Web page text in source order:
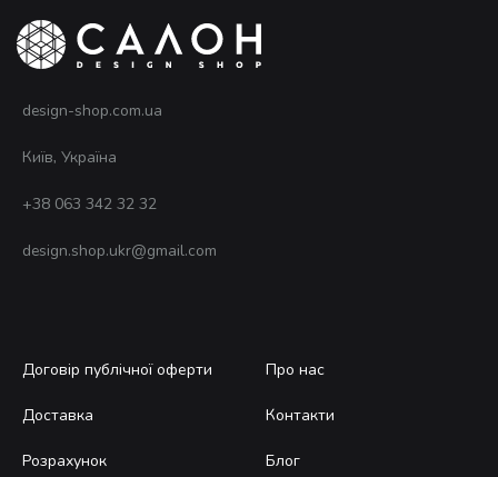
design-shop.com.ua
Київ, Україна
+38 063 342 32 32
design.shop.ukr@gmail.com
Договір публічної оферти
Доставка
Розрахунок
Про нас
Контакти
Блог